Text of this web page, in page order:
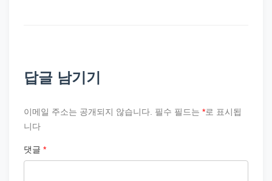
답글 남기기
이메일 주소는 공개되지 않습니다. 필수 필드는 *로 표시됩
니다
댓글 *